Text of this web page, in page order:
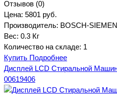
Отзывов (0)
Цена: 5801 руб.
Производитель: BOSCH-
Вес: 0.3 Кг
Количество на складе: 1
Купить Подробнее
Дисплей LCD Стиральной
00619406